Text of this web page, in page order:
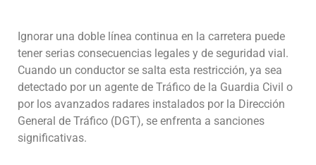
Ignorar una doble línea continua en la carretera puede
tener serias consecuencias legales y de seguridad vial.
Cuando un conductor se salta esta restricción, ya sea
detectado por un agente de Tráfico de la Guardia Civil o
por los avanzados radares instalados por la Dirección
General de Tráfico (DGT), se enfrenta a sanciones
significativas.